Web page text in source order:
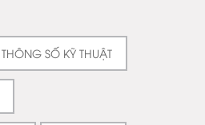
THÔNG SỐ KỸ THUẬT